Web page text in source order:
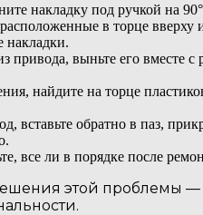
накладку под ручкой на
в торце вверху
накладки.
привода, выньте его вместе
найдите на торце
вставьте обратно в паз,
все ли в порядке после
этой проблемы —